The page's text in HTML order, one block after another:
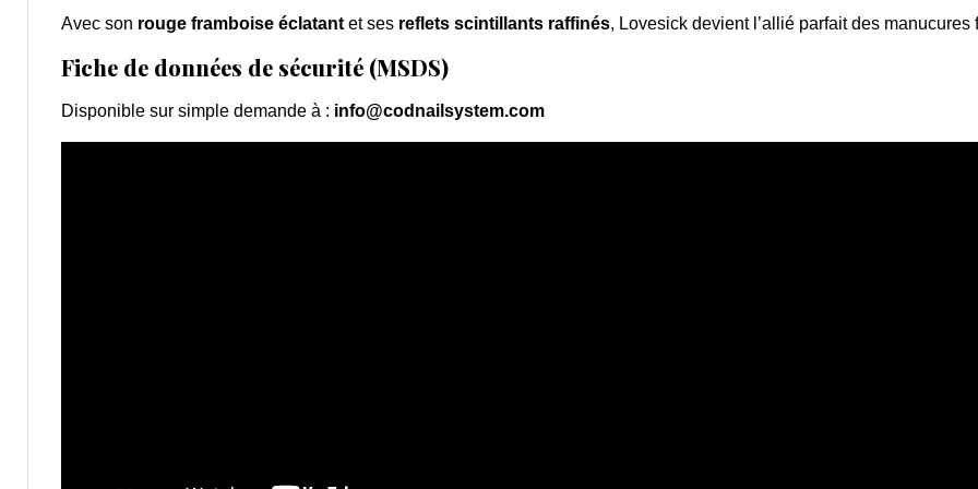
Avec son rouge framboise éclatantet ses reflets scintillants raffinés, Lovesick devient l’allié parfait des
Fiche de données de sécurité (MSDS)
Disponible sur simple demande à : info@codnailsystem.com